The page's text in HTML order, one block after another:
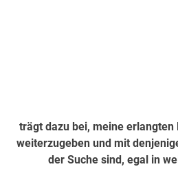
trägt dazu bei, meine erlangten
weiterzugeben und mit
der Suche sind, egal in